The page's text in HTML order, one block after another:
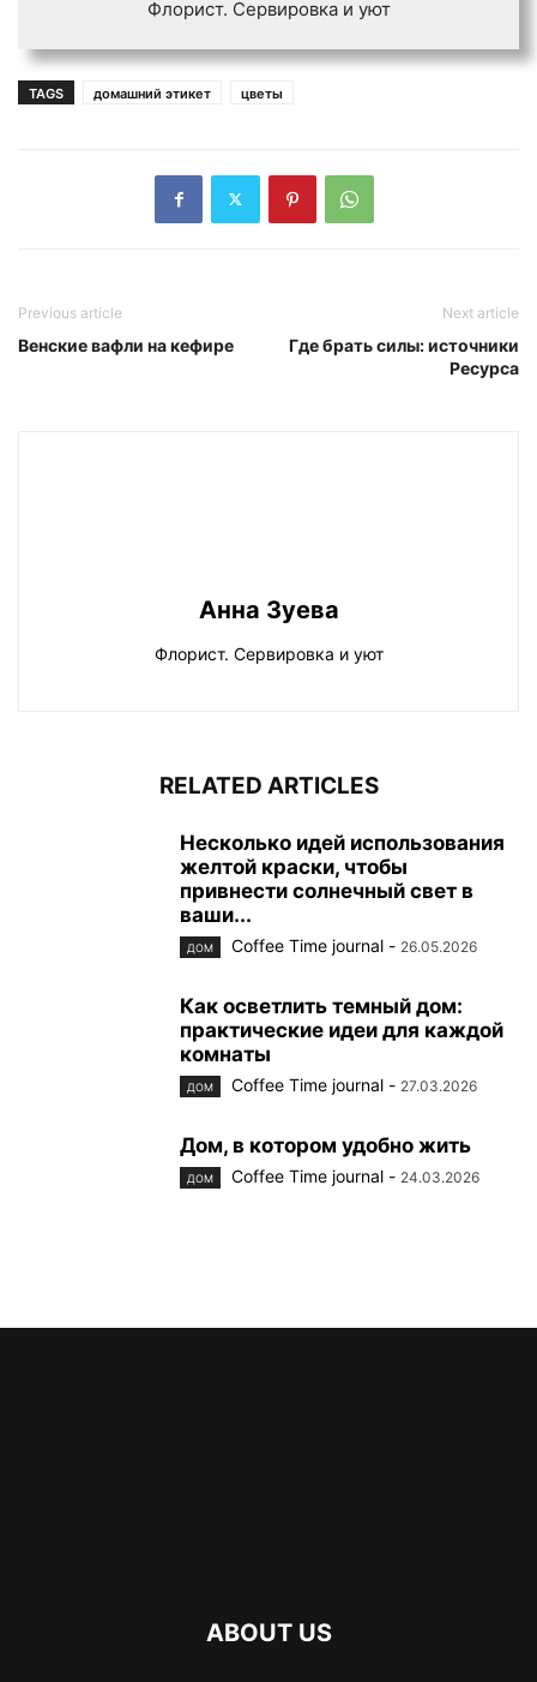
Флорист. Сервировка и уют
TAGS домашний этикет цветы
Previous article
Венские вафли на кефире
Next article
Где брать силы: источники
Ресурса
Анна Зуева
RELATED ARTICLES
желтой краски, чтобы
привнести солнечный свет в
ваши...
практические идеи для каждой
комнаты
Coffee Time journal
Coffee Time journal
ABOUT US